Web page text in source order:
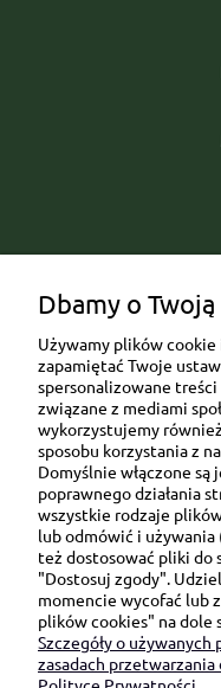
Ul.
Dbamy o
Używamy plików
zapamiętać Twoje
spersonalizowane
związane z mediami
wykorzystujemy
sposobu korzystania z
Domyślnie włączone
poprawnego działania
wszystkie rodzaje
lub odmówić i
też dostosować pliki do
"Dostosuj zgody".
momencie wycofać lub
plików cookies" na dole
Szczegóły o
zasadach